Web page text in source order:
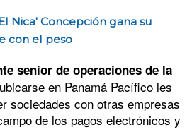
Nica' Concepción gana su
con el peso
senior de operaciones de la
en Panamá Pacífico les
sociedades con otras empresas
de los pagos electrónicos y